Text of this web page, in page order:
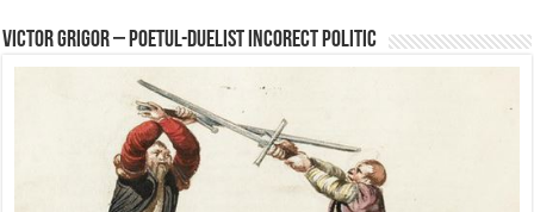
Victor Grigor – Poetul-Duelist Incorect Politic